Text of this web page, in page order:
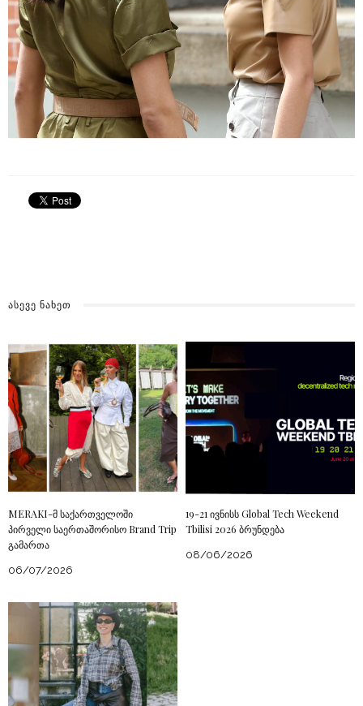
ᲐᲡᲔᲕᲔ ᲜᲐᲮᲔᲗ
MERAKI-მ საქართველოში
პირველი საერთაშორისო Brand Trip
გამართა
06/07/2026
19-21 ივნისს Global Tech Weekend
Tbilisi 2026 ბრუნდება
08/06/2026